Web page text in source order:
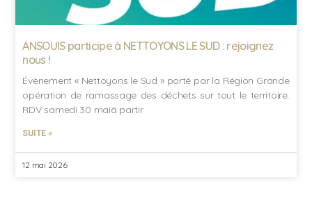
ANSOUIS participe à NETTOYONS LE SUD : rejoignez
nous !
Évènement « Nettoyons le Sud » porté par la Région Grande
opération de ramassage des déchets sur tout le territoire.
RDV samedi 30 maià partir
SUITE »
12 mai 2026